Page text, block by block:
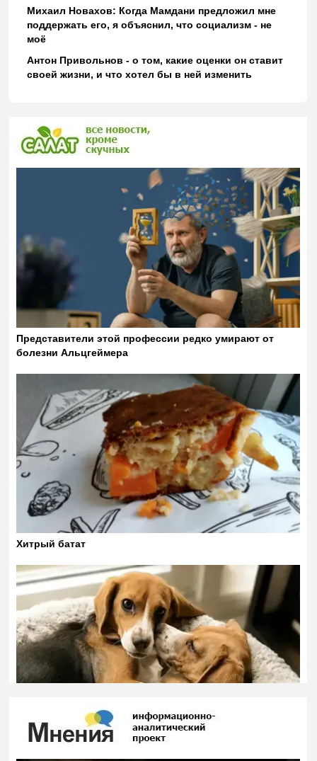
Михаил Новахов: Когда Мамдани предложил мне
поддержать его, я объяснил, что социализм - не
моё
Антон Привольнов - о том, какие оценки он ставит
своей жизни, и что хотел бы в ней изменить